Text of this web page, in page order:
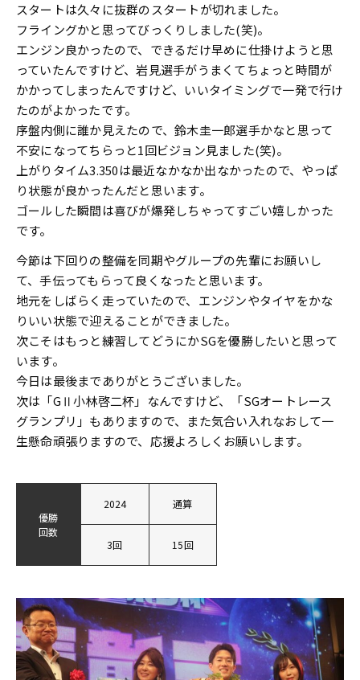
スタートは久々に抜群のスタートが切れました。
フライングかと思ってびっくりしました(笑)。
エンジン良かったので、できるだけ早めに仕掛けようと思
っていたんですけど、岩見選手がうまくてちょっと時間が
かかってしまったんですけど、いいタイミングで一発で行け
たのがよかったです。
序盤内側に誰か見えたので、鈴木圭一郎選手かなと思って
不安になってちらっと1回ビジョン見ました(笑)。
上がりタイム3.350は最近なかなか出なかったので、やっぱ
り状態が良かったんだと思います。
ゴールした瞬間は喜びが爆発しちゃってすごい嬉しかった
です。
今節は下回りの整備を同期やグループの先輩にお願いし
て、手伝ってもらって良くなったと思います。
地元をしばらく走っていたので、エンジンやタイヤをかな
りいい状態で迎えることができました。
次こそはもっと練習してどうにかSGを優勝したいと思って
います。
今日は最後までありがとうございました。
次は「GⅡ小林啓二杯」なんですけど、「SGオートレース
グランプリ」もありますので、また気合い入れなおして一
生懸命頑張りますので、応援よろしくお願いします。
優勝
回数
2024 通算
3回 15回